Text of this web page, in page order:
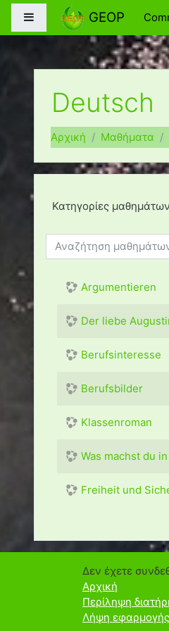
Μετάβαση στο κεντρικό
Πλευρικός πίνακας
GEOP
Deutsch
Αρχική Μαθήματα
Κατηγορίες
Αναζήτηση μαθημάτων
Argumentieren
Der liebe
Berufsinteresse
Berufsbilder
Klassenroman
Was machst du
Freiheit und
Δεν έχετε
Αρχική
Περίληψη
Λήψη εφαρμογής